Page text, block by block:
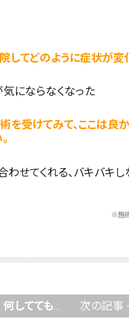
してどのように症状が変
にならなくなった
を受けてみて、ここは良
わせてくれる、バキバキし
※施
何してても痛かったのが楽になりました 次の記事 -